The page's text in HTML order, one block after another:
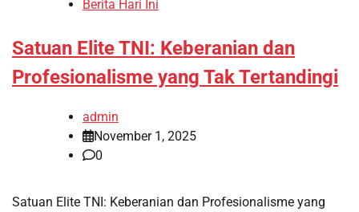
Berita Hari Ini
Satuan Elite TNI: Keberanian dan
Profesionalisme yang Tak Tertandingi
admin
November 1, 2025
0
Satuan Elite TNI: Keberanian dan Profesionalisme yang